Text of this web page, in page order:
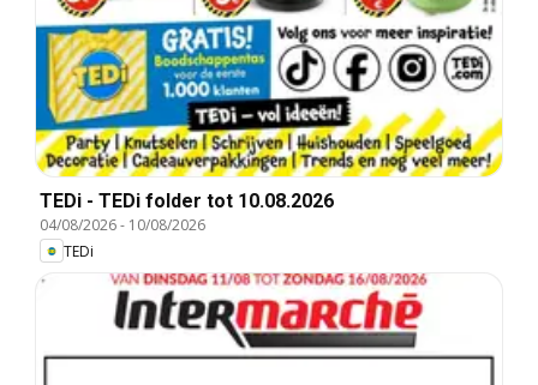
TEDi - TEDi folder tot 10.08.2026
04/08/2026- 10/08/2026
TEDi